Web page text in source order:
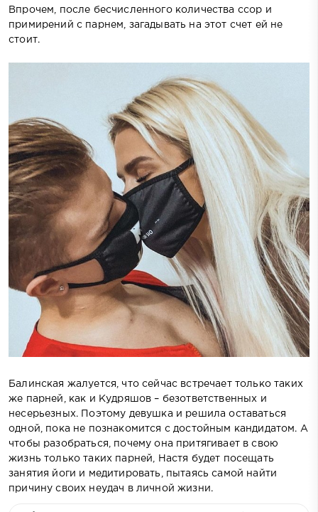
Впрочем, после бесчисленного количества ссор и
примирений с парнем, загадывать на этот счет ей не
стоит.
Балинская жалуется, что сейчас встречает только таких
же парней, как и Кудряшов – безответственных и
несерьезных. Поэтому девушка и решила оставаться
одной, пока не познакомится с достойным кандидатом. А
чтобы разобраться, почему она притягивает в свою
жизнь только таких парней, Настя будет посещать
занятия йоги и медитировать, пытаясь самой найти
причину своих неудач в личной жизни.